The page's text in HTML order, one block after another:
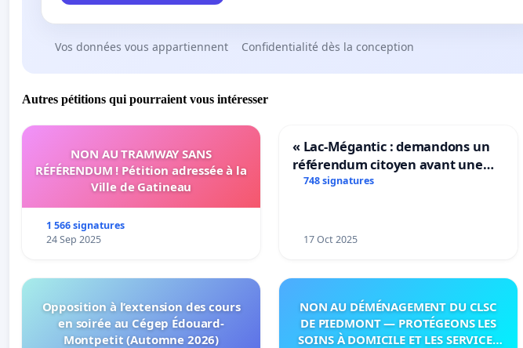
Vos données vous appartiennent Confidentialité dès la conception
Autres pétitions qui pourraient vous intéresser
NON AU TRAMWAY SANS
RÉFÉRENDUM ! Pétition adressée à la
Ville de Gatineau
1 566 signatures
24 Sep 2025
« Lac-Mégantic : demandons un
référendum citoyen avant une
transformation irréversible de
748 signatures
17 Oct 2025
Opposition à l’extension des cours
en soirée au Cégep Édouard-
Montpetit (Automne 2026)
NON AU DÉMÉNAGEMENT DU CLSC
DE PIEDMONT — PROTÉGEONS LES
SOINS À DOMICILE ET LES SERVICES